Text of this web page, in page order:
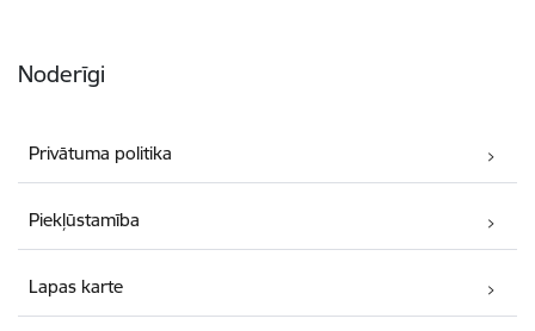
Noderīgi
Privātuma politika
Piekļūstamība
Lapas karte